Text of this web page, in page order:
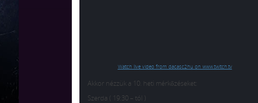
Watch live video from dacasc2hu on www.twitch.tv
Akkor nézzük a 10. heti mérkőzéseket:
Szerda ( 19:30 – tól )